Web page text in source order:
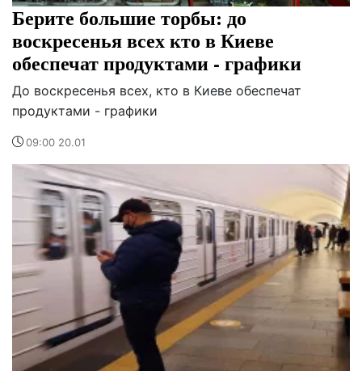
Берите большие торбы: до
воскресенья всех кто в Киеве
обеспечат продуктами - графики
До воскресенья всех, кто в Киеве обеспечат
продуктами - графики
09:00 20.01